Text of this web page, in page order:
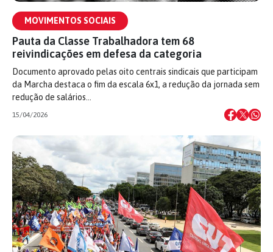
MOVIMENTOS SOCIAIS
Pauta da Classe Trabalhadora tem 68
reivindicações em defesa da categoria
Documento aprovado pelas oito centrais sindicais que participam
da Marcha destaca o fim da escala 6x1, a redução da jornada sem
redução de salários…
15/04/2026